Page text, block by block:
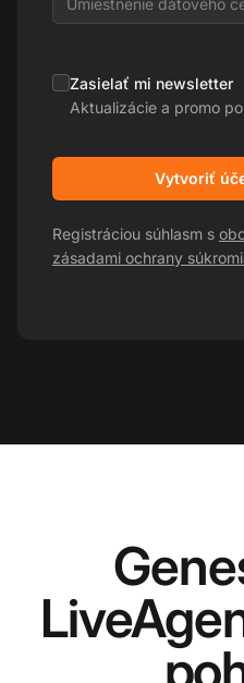
Zasielať mi newsletter
Aktualizácie a promo
Vytvoriť
Registráciou súhlasm s
zásadami ochrany